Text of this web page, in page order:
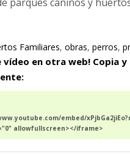
Familiares, obras, perros,
en otra web! Copia y
embed/
allowfullscreen></iframe>